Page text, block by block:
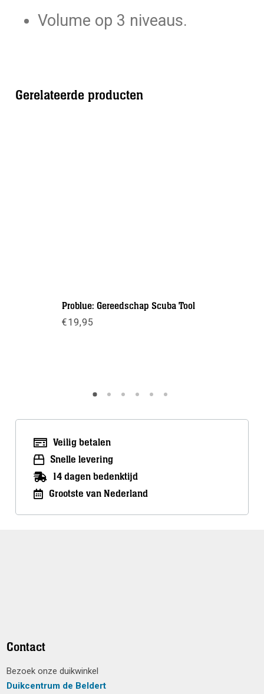
Volume op 3 niveaus.
Gerelateerde producten
Problue: Gereedschap Scuba Tool
€19,95
Veilig betalen
Snelle levering
14 dagen bedenktijd
Grootste van Nederland
Contact
Bezoek onze duikwinkel
Duikcentrum de Beldert